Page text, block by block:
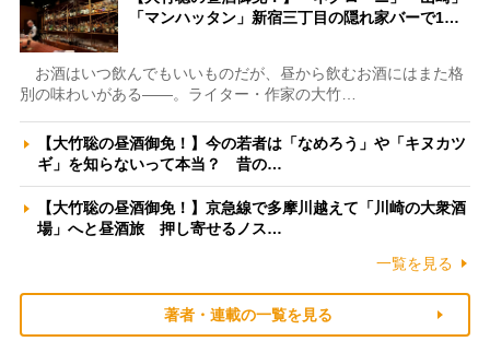
「マンハッタン」新宿三丁目の隠れ家バーで1…
お酒はいつ飲んでもいいものだが、昼から飲むお酒にはまた格
別の味わいがある――。ライター・作家の大竹…
【大竹聡の昼酒御免！】今の若者は「なめろう」や「キヌカツ
ギ」を知らないって本当？ 昔の…
【大竹聡の昼酒御免！】京急線で多摩川越えて「川崎の大衆酒
場」へと昼酒旅 押し寄せるノス…
一覧を見る
著者・連載の一覧を見る